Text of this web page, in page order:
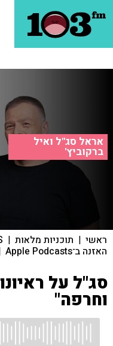
אראל סג"ל ואיל
ברקוביץ'
ראשי | תוכניות מלאות |
האזנה ב־Apple Podcasts
סג"ל על
וחרפה"